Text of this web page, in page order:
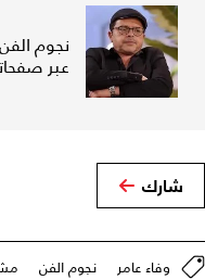
نجوم
عبر
شارك
وفاء عامر نجوم الفن